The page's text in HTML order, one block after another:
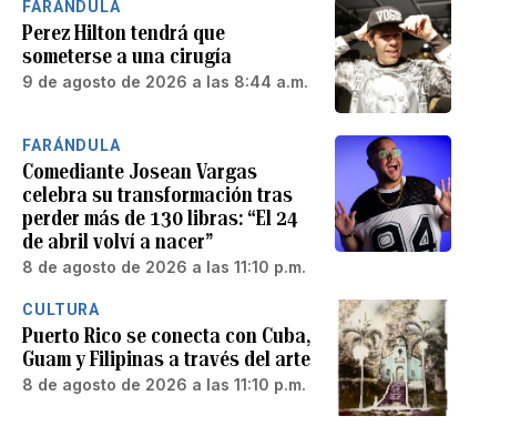
FARÁNDULA
Perez Hilton tendrá que
someterse a una cirugía
9 de agosto de 2026 a las 8:44 a.m.
FARÁNDULA
Comediante Josean Vargas
celebra su transformación tras
perder más de 130 libras: “El 24
de abril volví a nacer”
8 de agosto de 2026 a las 11:10 p.m.
CULTURA
Puerto Rico se conecta con Cuba,
Guam y Filipinas a través del arte
8 de agosto de 2026 a las 11:10 p.m.